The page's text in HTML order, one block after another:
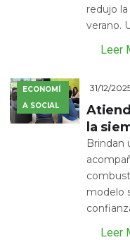
redujo
verano.
Leer
ECONOMÍ
A SOCIAL
31/12/
la
Brindan
modelo
Leer